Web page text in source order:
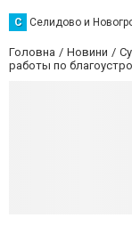
С Селидово и
Головна Новини
работы по